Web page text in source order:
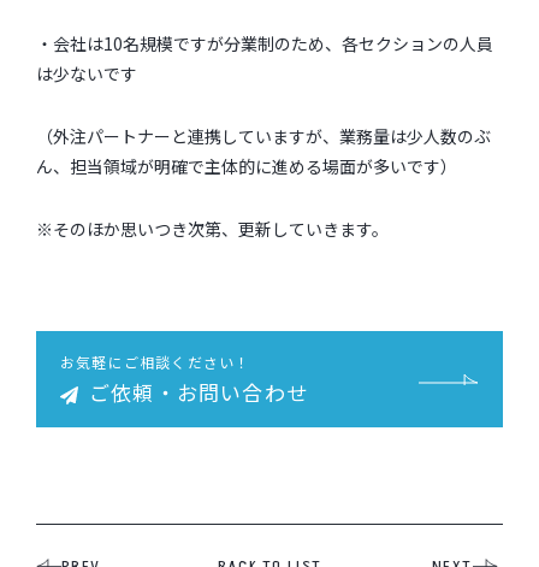
・会社は10名規模ですが分業制のため、各セクションの人員
は少ないです
（外注パートナーと連携していますが、業務量は少人数のぶ
ん、担当領域が明確で主体的に進める場面が多いです）
※そのほか思いつき次第、更新していきます。
お気軽にご相談ください！
ご依頼・お問い合わせ